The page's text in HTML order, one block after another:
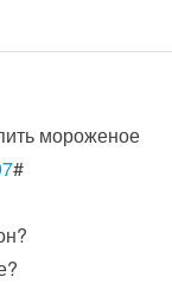
мороженое
#